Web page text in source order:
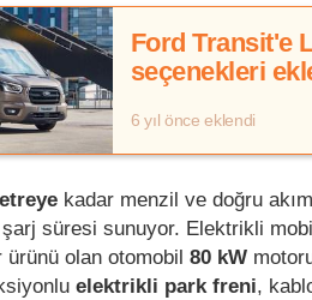
Ford Transit'e
seçenekleri
6 yıl önce eklendi
kadar menzil ve doğru
süresi sunuyor. Elektrikli
ürünü olan otomobil 80 kW
elektrikli park freni,